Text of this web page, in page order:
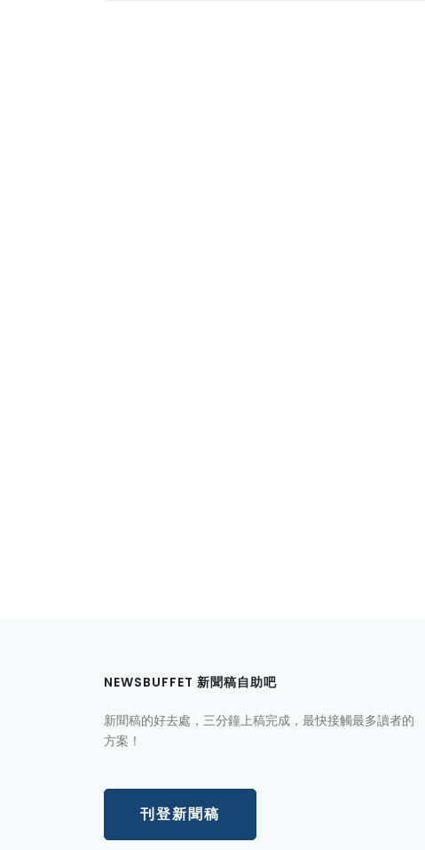
NEWSBUFFET 新聞稿自助吧
新聞稿的好去處，三分鐘上稿完成，最快接觸最多讀者的
方案！
刊登新聞稿